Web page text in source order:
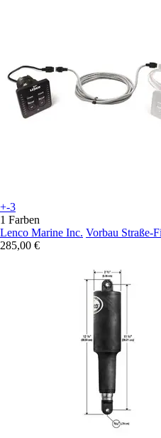
+-3
1 Farben
Lenco Marine Inc. Vorbau Straße-
285,00 €